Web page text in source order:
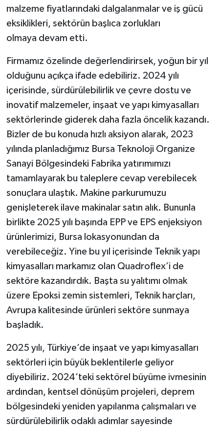
malzeme fiyatlarındaki dalgalanmalar ve iş gücü
eksiklikleri, sektörün başlıca zorlukları
olmaya devam etti.
Firmamız özelinde değerlendirirsek, yoğun bir yıl
olduğunu açıkça ifade edebiliriz. 2024 yılı
içerisinde, sürdürülebilirlik ve çevre dostu ve
inovatif malzemeler, inşaat ve yapı kimyasalları
sektörlerinde giderek daha fazla öncelik kazandı.
Bizler de bu konuda hızlı aksiyon alarak, 2023
yılında planladığımız Bursa Teknoloji Organize
Sanayi Bölgesindeki Fabrika yatırımımızı
tamamlayarak bu taleplere cevap verebilecek
sonuçlara ulaştık. Makine parkurumuzu
genişleterek ilave makinalar satın alık. Bununla
birlikte 2025 yılı başında EPP ve EPS enjeksiyon
ürünlerimizi, Bursa lokasyonundan da
verebileceğiz. Yine bu yıl içerisinde Teknik yapı
kimyasalları markamız olan Quadroflex’i de
sektöre kazandırdık. Başta su yalıtımı olmak
üzere Epoksi zemin sistemleri, Teknik harçları,
Avrupa kalitesinde ürünleri sektöre sunmaya
başladık.
2025 yılı, Türkiye’de inşaat ve yapı kimyasalları
sektörleri için büyük beklentilerle geliyor
diyebiliriz. 2024’teki sektörel büyüme ivmesinin
ardından, kentsel dönüşüm projeleri, deprem
bölgesindeki yeniden yapılanma çalışmaları ve
sürdürülebilirlik odaklı adımlar sayesinde